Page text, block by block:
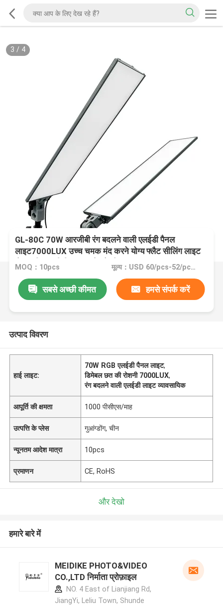
3 / 4
GL-80C 70W आरजीबी रंग बदलने वाली एलईडी पैनल
लाइट7000LUX उच्च चमक मंद करने योग्य फ्लैट सीलिंग लाइट
होम ऑफिस वाणिज्यिक उपयोग के लिए
MOQ：10pcs मूल्य：USD 60/pcs-52/pcs (10-100pcs)
सबसे अच्छी कीमत हमसे संपर्क करें
उत्पाद विवरण
हाई लाइट:
70W RGB एलईडी पैनल लाइट,
डिमेबल छत की रोशनी 7000LUX,
रंग बदलने वाली एलईडी लाइट व्यावसायिक
आपूर्ति की क्षमता 1000 पीसीएस/माह
उत्पत्ति के प्लेस गुआंग्डोंग, चीन
न्यूनतम आदेश मात्रा 10pcs
प्रमाणन CE, RoHS
और देखो
हमारे बारे में
MEIDIKE PHOTO&VIDEO
CO.,LTD निर्माता प्रोफ़ाइल
NO. 4 East of Lianjiang Rd,
JiangYi, Leliu Town, Shunde